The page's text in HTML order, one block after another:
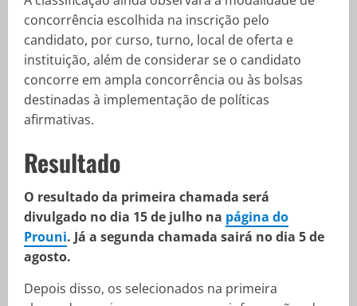
concorrência escolhida na inscrição pelo
candidato, por curso, turno, local de oferta e
instituição, além de considerar se o candidato
concorre em ampla concorrência ou às bolsas
destinadas à implementação de políticas
afirmativas.
Resultado
O resultado da primeira chamada será
divulgado no dia 15 de julho na página do
Prouni. Já a segunda chamada sairá no dia 5 de
agosto.
Depois disso, os selecionados na primeira